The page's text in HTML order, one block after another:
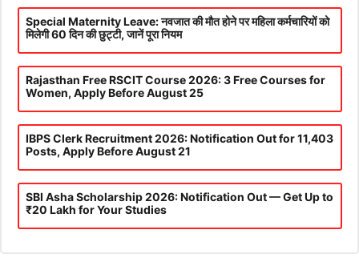
Special Maternity Leave: नवजात की मौत होने पर महिला कर्मचारियों को
मिलेगी 60 दिन की छुट्टी, जानें पूरा नियम
Rajasthan Free RSCIT Course 2026: 3 Free Courses for
Women, Apply Before August 25
IBPS Clerk Recruitment 2026: Notification Out for 11,403
Posts, Apply Before August 21
SBI Asha Scholarship 2026: Notification Out — Get Up to
₹20 Lakh for Your Studies